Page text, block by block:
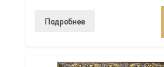
Подробнее